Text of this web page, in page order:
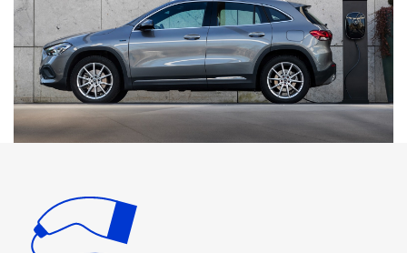
station de charge domestique, vous pouvez charger votre
voiture électrique à une vitesse maximale de 7,4 kW.
Veuillez noter que la GLA 250 e a un chargeur de 2 phases,
ce qui signifie qu'elle nécessite un produit de charge de 3
phases pour atteindre sa vitesse maximale. Nous vous
recommandons donc d'acheter une station de charge de
3 phases pour recharger votre voiture électrique à la
importants pour la recharge de votre voiture électrique. Il
est essentiel d'acheter des câbles de recharge et des